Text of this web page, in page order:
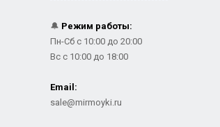
🔔 Режим работы:
Пн-Сб с 10:00 до 20:00
Вс с 10:00 до 18:00
Email:
sale@mirmoyki.ru